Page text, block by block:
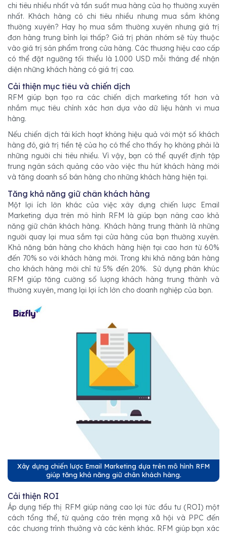
chi tiêu nhiều nhất và tần suất mua hàng của họ thường xuyên
nhất. Khách hàng có chi tiêu nhiều nhưng mua sắm không
thường xuyên? Hay họ mua sắm thường xuyên nhưng giá trị
đơn hàng trung bình lại thấp? Giá trị phân nhóm sẽ tùy thuộc
vào giá trị sản phẩm trong cửa hàng. Các thương hiệu cao cấp
có thể đặt ngưỡng tối thiểu là 1.000 USD mỗi tháng để nhận
diện những khách hàng có giá trị cao.
Cải thiện mục tiêu và chiến dịch
RFM giúp bạn tạo ra các chiến dịch marketing tốt hơn và
nhắm mục tiêu chính xác hơn dựa vào dữ liệu hành vi mua
hàng.
Nếu chiến dịch tái kích hoạt không hiệu quả với một số khách
hàng đó, giá trị tiền tệ của họ có thể cho thấy họ không phải là
những người chi tiêu nhiều. Vì vậy, bạn có thể quyết định tập
trung ngân sách quảng cáo vào việc thu hút khách hàng mới
và tăng doanh số bán hàng cho những khách hàng hiện tại.
Tăng khả năng giữ chân khách hàng
Một lợi ích lớn khác của việc xây dựng chiến lược Email
Marketing dựa trên mô hình RFM là giúp bạn nâng cao khả
năng giữ chân khách hàng. Khách hàng trung thành là những
người quay lại mua sắm tại cửa hàng của bạn thường xuyên.
Khả năng bán hàng cho khách hàng hiện tại cao hơn từ 60%
đến 70% so với khách hàng mới. Trong khi khả năng bán hàng
cho khách hàng mới chỉ từ 5% đến 20%. Sử dụng phân khúc
RFM giúp tăng cường số lượng khách hàng trung thành và
thường xuyên, mang lại lợi ích lớn cho doanh nghiệp của bạn.
Xây dựng chiến lược Email Marketing dựa trên mô hình RFM
giúp tăng khả năng giữ chân khách hàng.
Cải thiện ROI
Áp dụng tiếp thị RFM giúp nâng cao lợi tức đầu tư (ROI) một
cách tổng thể, từ quảng cáo trên mạng xã hội và PPC đến
các chương trình thưởng và các kênh khác. RFM giúp bạn xác